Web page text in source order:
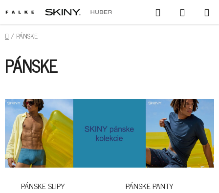
NA
OBSAH
HĽADAŤ
KOŠÍK
DOMOV
/ PÁNSKE
PÁNSKE
PÁNSKE SLIPY
PÁNSKE PANTY